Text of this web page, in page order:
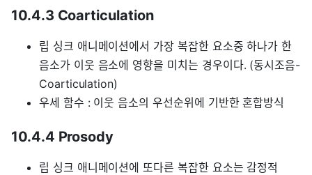
10.4.3 Coarticulation
립 싱크 애니메이션에서 가장 복잡한 요소중 하나가 한
음소가 이웃 음소에 영향을 미치는 경우이다. (동시조음-
Coarticulation)
우세 함수 : 이웃 음소의 우선순위에 기반한 혼합방식
10.4.4 Prosody
립 싱크 애니메이션에 또다른 복잡한 요소는 감정적